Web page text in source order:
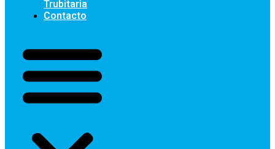
Trubitaria
Contacto